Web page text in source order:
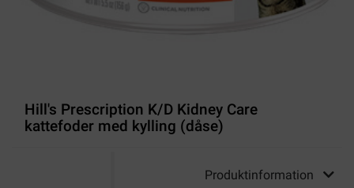
Hill's Prescription K/D Kidney Care
kattefoder med kylling (dåse)
Produktinformation